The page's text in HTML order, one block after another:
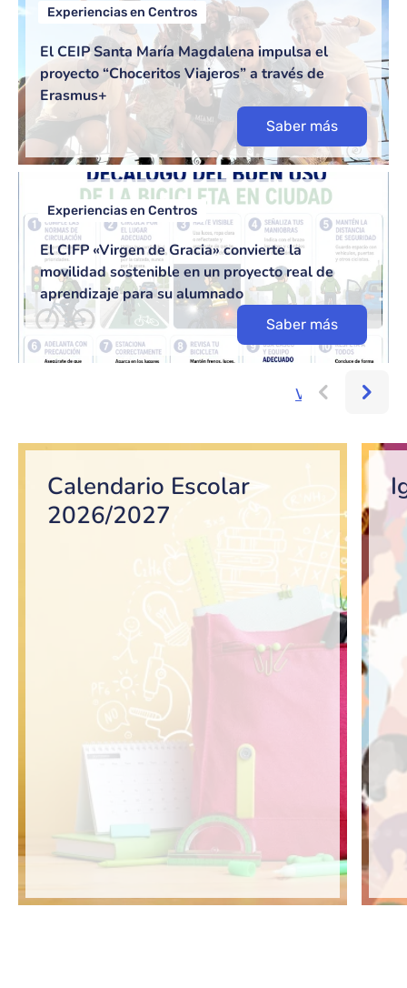
Experiencias en Centros
El CEIP Santa María Magdalena impulsa el
proyecto “Choceritos Viajeros” a través de
Erasmus+
Saber más
Experiencias en Centros
El CIFP «Virgen de Gracia» convierte la
movilidad sostenible en un proyecto real de
aprendizaje para su alumnado
Saber más
Ver más...
Bloque de contenido
Calendario Escolar
2026/2027